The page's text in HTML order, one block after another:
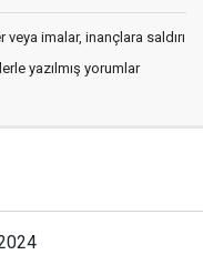
imalar, inançlara saldırı
yazılmış yorumlar